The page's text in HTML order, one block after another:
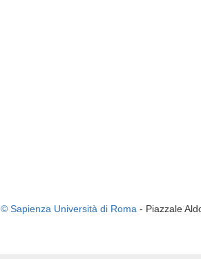
© Sapienza Università di Roma - Piazzale